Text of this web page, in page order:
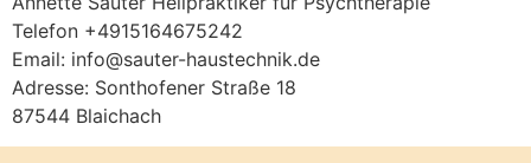
Telefon +4915164675242
Email: info@sauter-haustechnik.de
Adresse: Sonthofener Straße 18
87544 Blaichach